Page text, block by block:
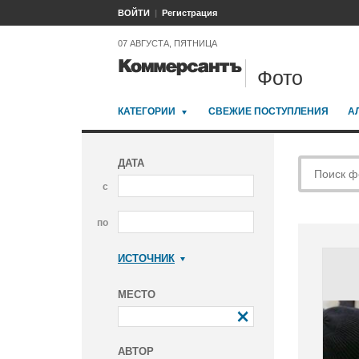
ВОЙТИ Регистрация
07 АВГУСТА, ПЯТНИЦА
Фото
КАТЕГОРИИ СВЕЖИЕ ПОСТУПЛЕНИЯ
ДАТА
с
по
ИСТОЧНИК
МЕСТО
АВТОР